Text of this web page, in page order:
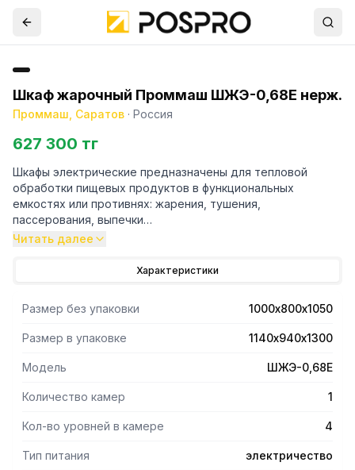
Шкаф жарочный Проммаш ШЖЭ-0,68Е нерж.
Проммаш, Саратов · Россия
627 300 тг
Шкафы электрические предназначены для тепловой
обработки пищевых продуктов в функциональных
емкостях или противнях: жарения, тушения,
пассерования, выпечки
Исполнение ШЖЭ-0,68Е: лицевые панели из н/стали,
Читать далее
Характеристики
Размер без упаковки 1000х800х1050
Размер в упаковке 1140х940х1300
Модель ШЖЭ-0,68Е
Количество камер 1
Кол-во уровней в камере 4
Тип питания электричество